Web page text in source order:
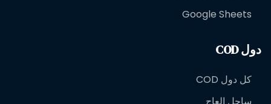
Google Sheets
دول COD
كل دول COD